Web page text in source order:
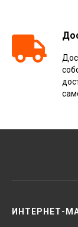
ИНТЕРНЕТ-